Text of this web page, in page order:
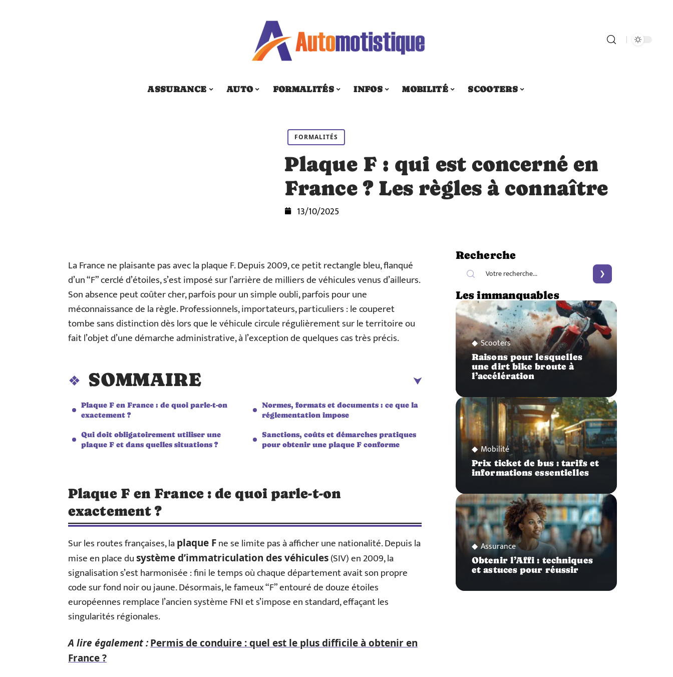
ASSURANCE AUTO FORMALITÉS INFOS MOBILITÉ SCOOTERS
FORMALITÉS
Plaque F : qui est concerné en
France ? Les règles à connaître
13/10/2025
La France ne plaisante pas avec la plaque F. Depuis 2009, ce petit rectangle bleu, flanqué
d’un “F” cerclé d’étoiles, s’est imposé sur l’arrière de milliers de véhicules venus d’ailleurs.
Son absence peut coûter cher, parfois pour un simple oubli, parfois pour une
méconnaissance de la règle. Professionnels, importateurs, particuliers : le couperet
tombe sans distinction dès lors que le véhicule circule régulièrement sur le territoire ou
fait l’objet d’une démarche administrative, à l’exception de quelques cas très précis.
SOMMAIRE
Plaque F en France : de quoi parle-t-on
exactement ?
Qui doit obligatoirement utiliser une
plaque F et dans quelles situations ?
Normes, formats et documents : ce que la
réglementation impose
Sanctions, coûts et démarches pratiques
pour obtenir une plaque F conforme
Plaque F en France : de quoi parle-t-on
exactement ?
Sur les routes françaises, laplaque Fne se limite pas à afficher une nationalité. Depuis la
mise en place dusystème d’immatriculation des véhicules(SIV) en 2009, la
signalisation s’est harmonisée : fini le temps où chaque département avait son propre
code sur fond noir ou jaune. Désormais, le fameux “F” entouré de douze étoiles
européennes remplace l’ancien système FNI et s’impose en standard, effaçant les
singularités régionales.
A lire également :Permis de conduire : quel est le plus difficile à obtenir en
France ?
Recherche
Les immanquables
Scooters
Raisons pour lesquelles
une dirt bike broute à
l’accélération
Mobilité
Prix ticket de bus : tarifs et
informations essentielles
Assurance
Obtenir l’Affi : techniques
et astuces pour réussir